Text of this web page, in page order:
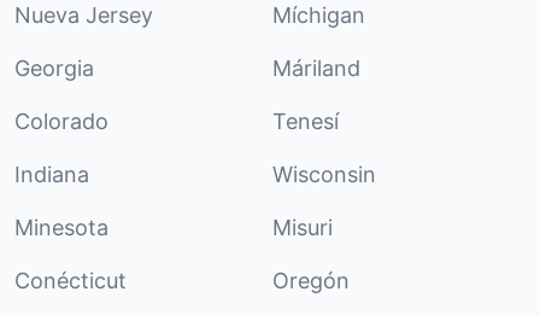
Nueva Jersey Míchigan
Georgia Máriland
Colorado Tenesí
Indiana Wisconsin
Minesota Misuri
Conécticut Oregón